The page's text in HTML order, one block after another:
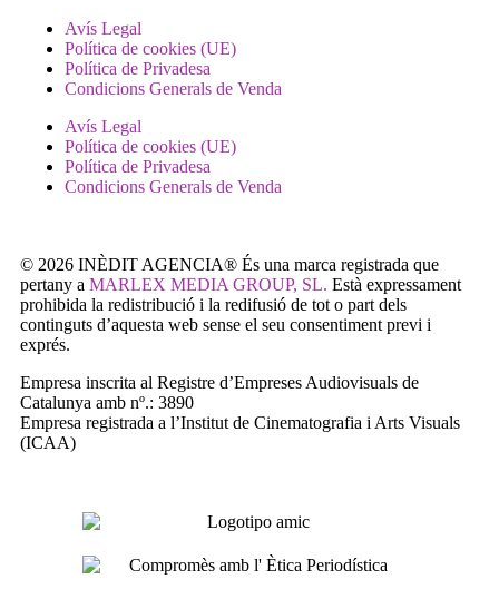
Avís Legal
Política de cookies (UE)
Política de Privadesa
Condicions Generals de Venda
Avís Legal
Política de cookies (UE)
Política de Privadesa
Condicions Generals de Venda
© 2026 INÈDIT AGENCIA® És una marca registrada que
pertany a MARLEX MEDIA GROUP, SL. Està expressament
prohibida la redistribució i la redifusió de tot o part dels
continguts d’aquesta web sense el seu consentiment previ i
exprés.
Empresa inscrita al Registre d’Empreses Audiovisuals de
Catalunya amb nº.: 3890
Empresa registrada a l’Institut de Cinematografia i Arts Visuals
(ICAA)